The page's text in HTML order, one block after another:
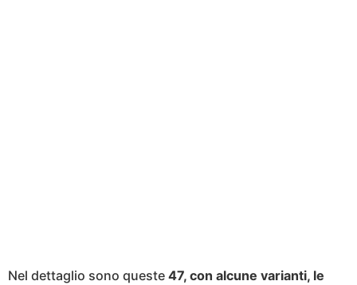
Nel dettaglio sono queste 47, con alcune varianti, le